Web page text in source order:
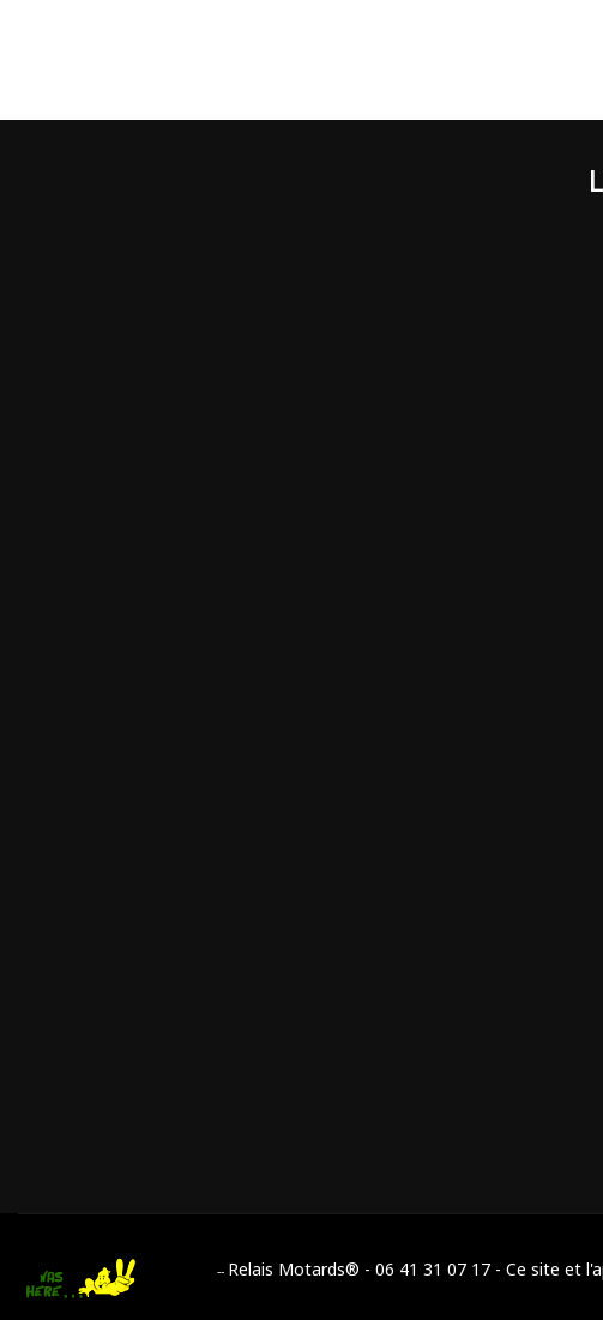
-- Relais Motards® - 06 41 31 07 17 - Ce site et